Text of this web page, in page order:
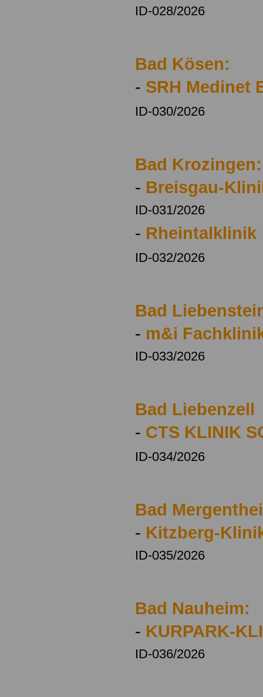
ID-028/2026
Bad Kösen:
- SRH Medinet
ID-030/2026
Bad Krozingen:
- Breisgau-
ID-031/2026
- Rheintalklinik
ID-032/2026
Bad
- m&i
ID-033/2026
Bad Liebenzell
- CTS KLINIK
ID-034/2026
Bad
- Kitzberg-
ID-035/2026
Bad Nauheim:
- KURPARK-
ID-036/2026